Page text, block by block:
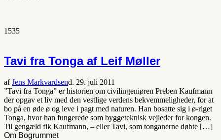
1535
Tavi fra Tonga af Leif Møller
afJens Markvardsend. 29. juli 2011
”Tavi fra Tonga” er historien om civilingeniøren Preben Kaufmann
der opgav et liv med den vestlige verdens bekvemmeligheder, for at
bo på en øde ø og leve i pagt med naturen. Han bosatte sig i ø-riget
Tonga, hvor han fungerede som byggeteknisk vejleder for kongen.
Til gengæld fik Kaufmann, – eller Tavi, som tonganerne døbte […]
Om Bogrummet